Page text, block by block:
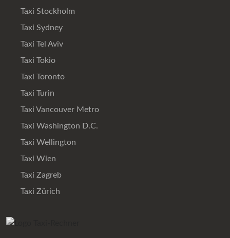
Taxi Stockholm
Taxi Sydney
Taxi Tel Aviv
Taxi Tokio
Taxi Toronto
Taxi Turin
Taxi Vancouver Metro
Taxi Washington D.C.
Taxi Wellington
Taxi Wien
Taxi Zagreb
Taxi Zürich